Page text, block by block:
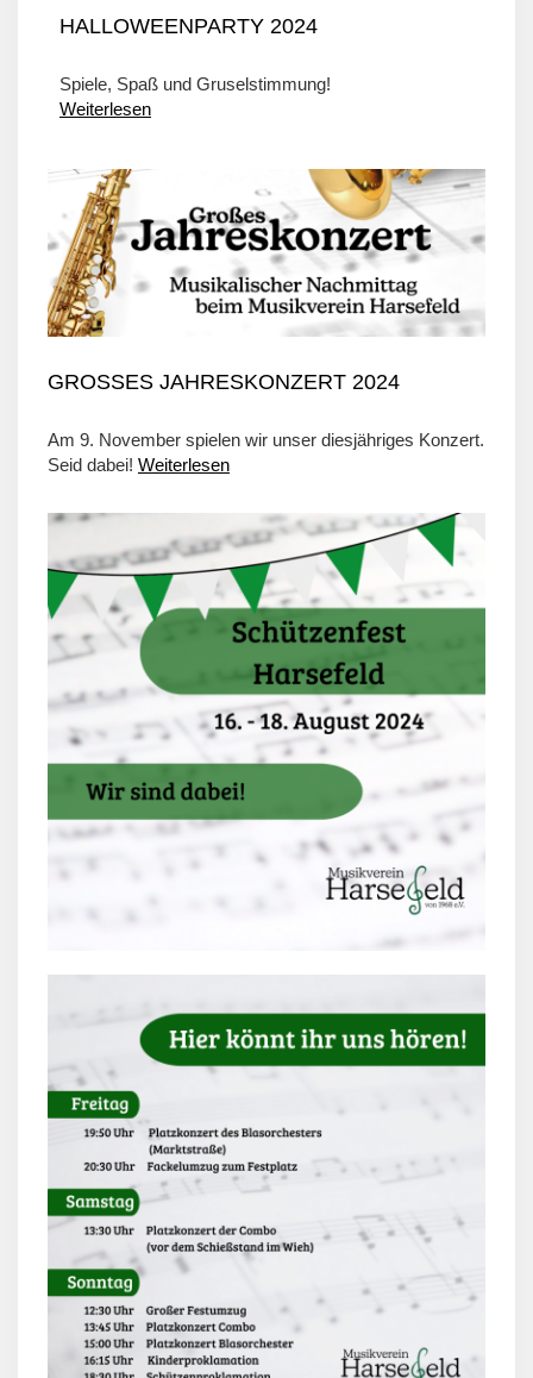
HALLOWEENPARTY 2024
Spiele, Spaß und Gruselstimmung!
Weiterlesen
GROSSES JAHRESKONZERT 2024
Am 9. November spielen wir unser diesjähriges Konzert.
Seid dabei! Weiterlesen